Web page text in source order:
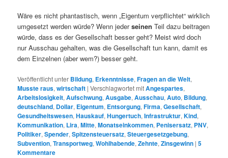
Wäre es nicht phantastisch, wenn „Eigentum verpflichtet“ wirklich
umgesetzt werden würde? Wenn jederseinen Teil dazu beitragen
würde, dass es der Gesellschaft besser geht? Meist wird doch
nur Ausschau gehalten, was die Gesellschaft tun kann, damit es
dem Einzelnen (aber wem?) besser geht.
Veröffentlicht unter Bildung, Erkenntnisse,Fragen an die Welt,
Musste raus,wirtschaft |Verschlagwortet mitAngespartes,
Arbeitslosigkeit,Aufschwung,Ausgabe,Ausschau,Auto, Bildung,
deutschland, Dollar, Eigentum, Entsorgung,Firma,Gesellschaft,
Gesundheitswesen,Hauskauf,Hungertuch,Infrastruktur,Kind,
Kommunikation, Lira,Mitte,Monatseinkommen, Penisersatz, PNV,
Politiker,Spender,Spitzensteuersatz,Steuergesetzgebung,
Subvention,Transportweg,Wohlhabende,Zehnte,Zinsgewinn |5
Kommentare